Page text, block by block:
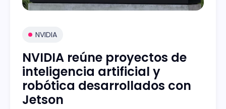
NVIDIA
NVIDIA reúne proyectos de
inteligencia artificial y
robótica desarrollados con
Jetson